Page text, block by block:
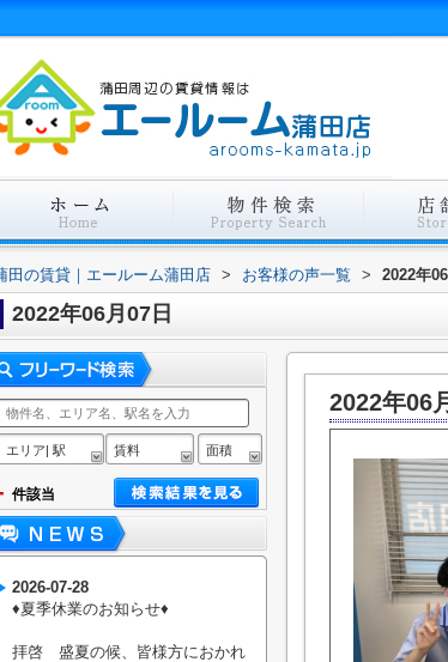
田の賃貸｜エールーム蒲田店 > お客様の声一覧 > 2022年
2022年06月07日
2022年06
エリア| 駅 賃料 面積
件該当
2026-07-28
♦︎夏季休業のお知らせ♦︎
拝啓 盛夏の候、皆様方におかれ